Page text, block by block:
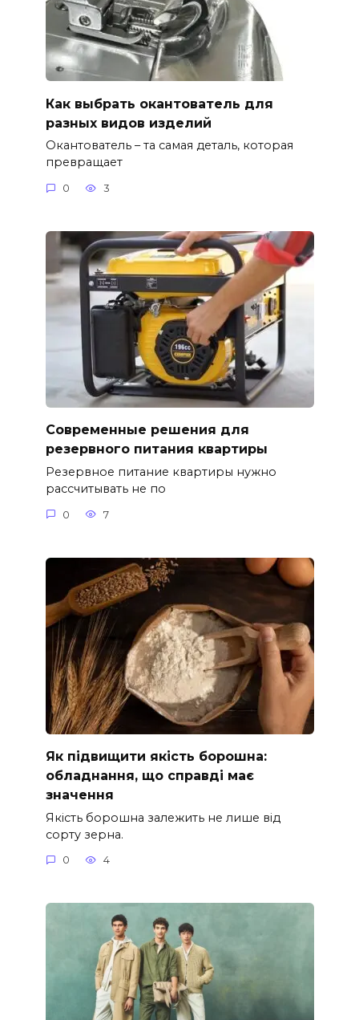
Как выбрать окантователь для
разных видов изделий
Окантователь – та самая деталь, которая
превращает
0 3
Современные решения для
резервного питания квартиры
Резервное питание квартиры нужно
рассчитывать не по
0 7
Як підвищити якість борошна:
обладнання, що справді має
значення
Якість борошна залежить не лише від
сорту зерна.
0 4